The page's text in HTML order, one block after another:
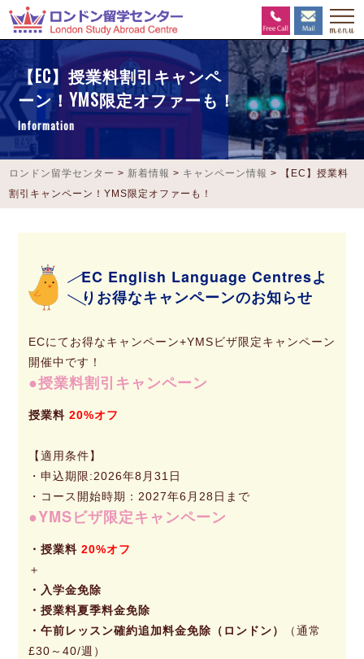
【EC】授業料割引キャンペ
ーン！YMS限定オファーも！
Information
ロンドン留学センター > 新着情報 > キャンペーン情報 >
【EC】授業料
割引キャンペーン！YMS限定オファーも！
EC English Language Centresよ
りお得なキャンペーンのお知らせ
ECにてお得なキャンペーン+YMSビザ限定キャンペーン
開催中です！
授業料割引キャンペーン
授業料20%オフ
【適用条件】
・申込期限:2026年8月31日
・コース開始時期：2027年6月28日まで
YMSビザ限定キャンペーン
・授業料20%オフ
＋
・入学金免除
・授業料夏季料金免除
・午前レッスン確約追加料金免除（ロンドン）
（通常
£30～40/週）